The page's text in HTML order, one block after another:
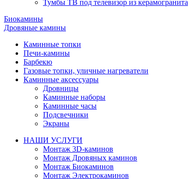
Тумбы ТВ под телевизор из керамогранита
Биокамины
Дровяные камины
Каминные топки
Печи-камины
Барбекю
Газовые топки, уличные нагреватели
Каминные аксессуары
Дровницы
Каминные наборы
Каминные часы
Подсвечники
Экраны
НАШИ УСЛУГИ
Монтаж 3D-каминов
Монтаж Дровяных каминов
Монтаж Биокаминов
Монтаж Электрокаминов